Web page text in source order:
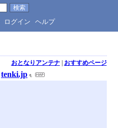
ログイン ヘルプ
おとなりアンテナ| おすすめページ
tenki.jp